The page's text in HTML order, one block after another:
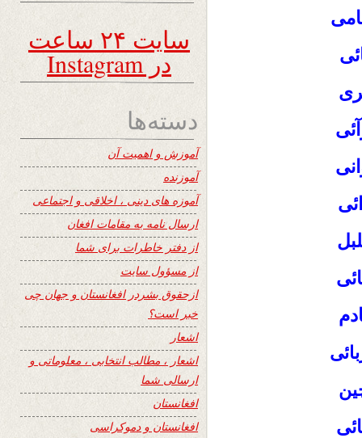
سایت ۲۴ ساعت
در Instagram
دسته‌ها
آموزش و اهمیت آن
آموزنده
آموزه های دینی ، اخلاقی و اجتماعی
ارسال نامه به مقامات افغان
از دفتر خاطرات برای شما
از مسؤول سایت
ازحقوق بشردر افغانستان و جهان چی
خبر است؟
اشعار
اشعار ، مطالب انتخابی ، معلوماتی و
ارسالی شما
افغانستان
افغانستان و دموکراسی